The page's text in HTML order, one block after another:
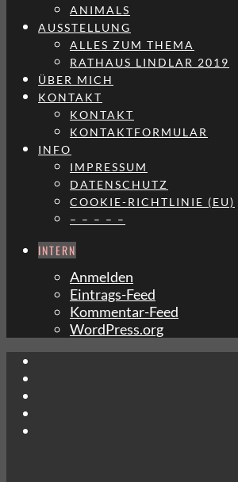
ANIMALS
AUSSTELLUNG
ALLES ZUM THEMA
RATHAUS LINDLAR 2019
ÜBER MICH
KONTAKT
KONTAKT
KONTAKTFORMULAR
INFO
IMPRESSUM
DATENSCHUTZ
COOKIE-RICHTLINIE (EU)
– – – – –
INTERN
Anmelden
Eintrags-Feed
Kommentar-Feed
WordPress.org